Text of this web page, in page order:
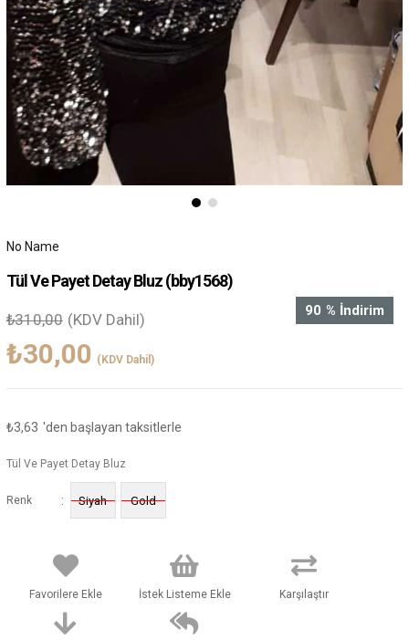
No Name
Tül Ve Payet Detay Bluz(bby1568)
%
90 İndirim
₺310,00 (KDV Dahil)
₺30,00 (KDV Dahil)
₺3,63 'den başlayan taksitlerle
Tül Ve Payet Detay Bluz
Renk : Siyah Gold
Favorilere Ekle İstek Listeme Ekle Karşılaştır